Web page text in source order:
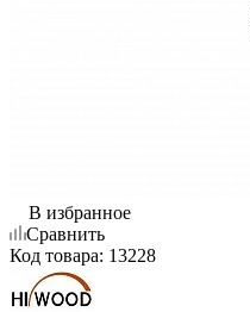
В избранное
Сравнить
Код товара: 13228